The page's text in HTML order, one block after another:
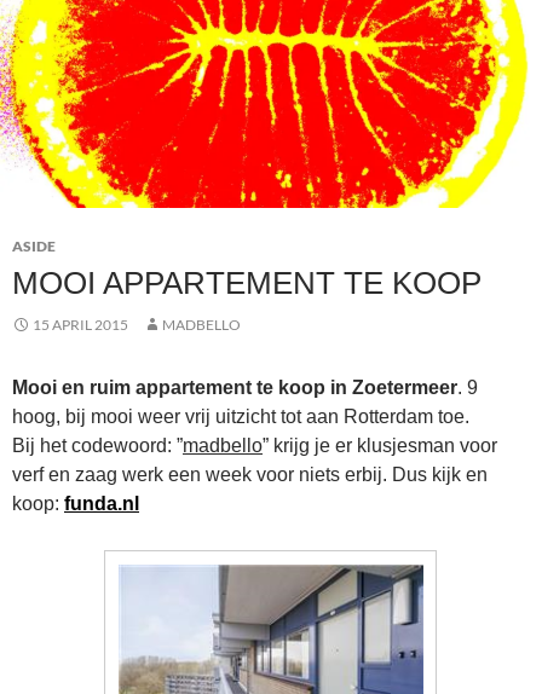
ASIDE
MOOI APPARTEMENT TE KOOP
15 APRIL 2015 MADBELLO
Mooi en ruim appartement te koop in Zoetermeer. 9
hoog, bij mooi weer vrij uitzicht tot aan Rotterdam toe.
Bij het codewoord: ”madbello” krijg je er klusjesman voor
verf en zaag werk een week voor niets erbij. Dus kijk en
koop: funda.nl